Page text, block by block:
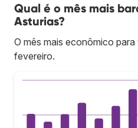
Qual é o mês mais
Asturias?
O mês mais econômico
fevereiro.